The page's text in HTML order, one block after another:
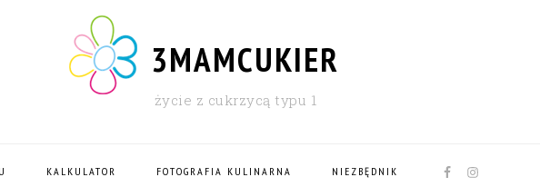
3MAMCUKIER
życie z cukrzycą typu 1
KALKULATOR FOTOGRAFIA KULINARNA NIEZBĘDNIK
NAV